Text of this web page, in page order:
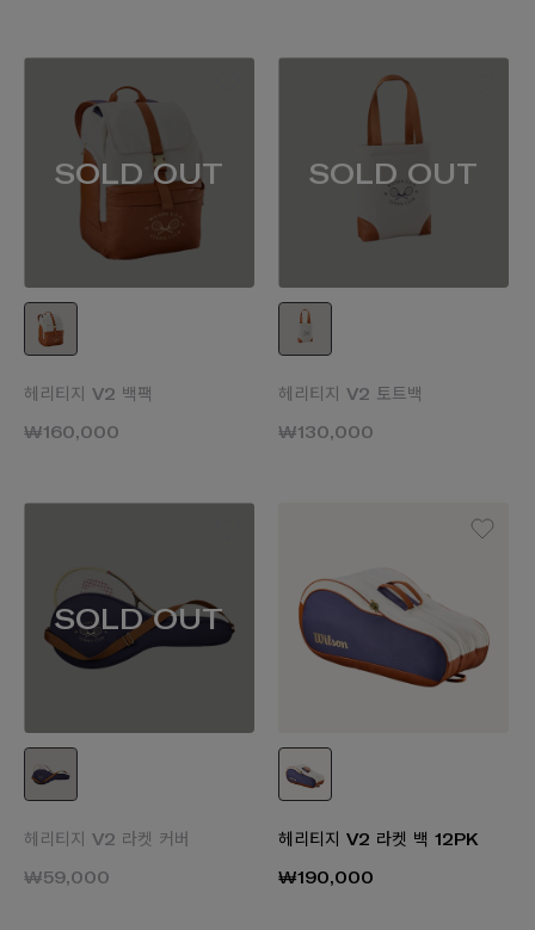
SOLD OUT
헤리티지 V2 백팩
₩160,000
SOLD OUT
헤리티지 V2 토트백
₩130,000
SOLD OUT
헤리티지 V2 라켓 커버
₩59,000
헤리티지 V2 라켓 백 12PK
₩190,000